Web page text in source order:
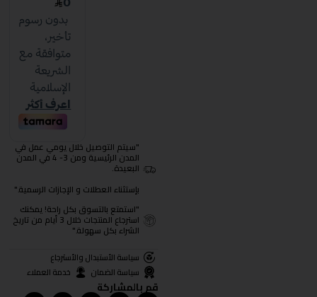
"سيتم التوصيل خلال يومي عمل في
المدن الرئيسية ومن 3- 4 في المدن
البعيدة.
بإستثناء العطلات و الإجازات الرسمية."
"استمتع بالتسوق بكل راحة! يمكنك
استرجاع المنتجات خلال 3 أيام من تاريخ
الشراء بكل سهولة."
سياسة الأستبدال والأسترجاع
سياسة الضمان
خدمة العملاء
قم بالمشاركة